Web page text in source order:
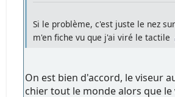
Si le problème, c'est juste le nez
m'en fiche vu que j'ai viré le tactile
On est bien d'accord, le viseur
chier tout le monde alors que le